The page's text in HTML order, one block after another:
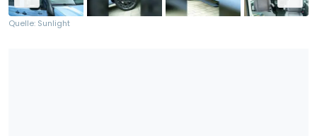
Quelle: Sunlight